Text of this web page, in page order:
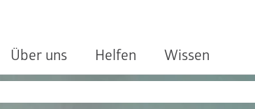
Über uns Helfen Wissen